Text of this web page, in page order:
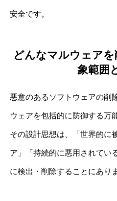
安全です。
どんなマルウェア
象範囲
悪意のあるソフトウェアの削
ウェアを包括的に防御する万
その設計思想は、「世界的に
ア」「持続的に悪用されてい
に検出・削除することにあり